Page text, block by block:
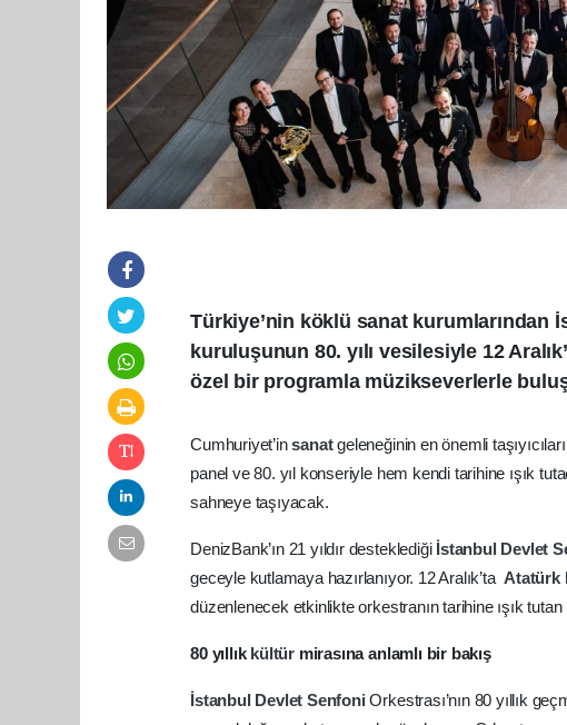
Türkiye’nin köklü sanat kurumlarından
kuruluşunun 80. yılı vesilesiyle 12
özel bir programla müzikseverlerle
Cumhuriyet’insanatgeleneğinin en önemli
panel ve 80. yıl konseriyle hem kendi tarihine ışık
sahneye taşıyacak.
DenizBank’ın 21 yıldır desteklediği İstanbul Devlet
geceyle kutlamaya hazırlanıyor. 12 Aralık’taAtatürk
düzenlenecek etkinlikte orkestranın tarihine ışık
80 yıllık kültür mirasına anlamlı bir bakış
İstanbul DevletSenfoniOrkestrası’nın 80 yıllık